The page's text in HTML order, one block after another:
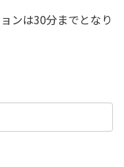
ンは30分までとなり